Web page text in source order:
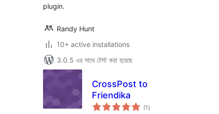
plugin.
Randy Hunt
10+ active installations
3.0.5 এর সাথে টেস্ট করা হয়েছে
CrossPost to
Friendika
(1 total
ratings
)